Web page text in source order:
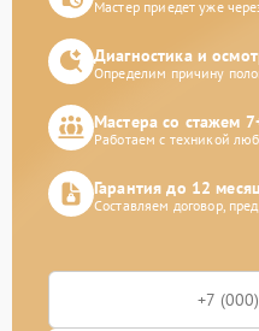
Мастер приедет уже
Диагностика и
Определим причину
Мастера со стажем
Работаем с техникой
Гарантия до 12
Составляем договор,